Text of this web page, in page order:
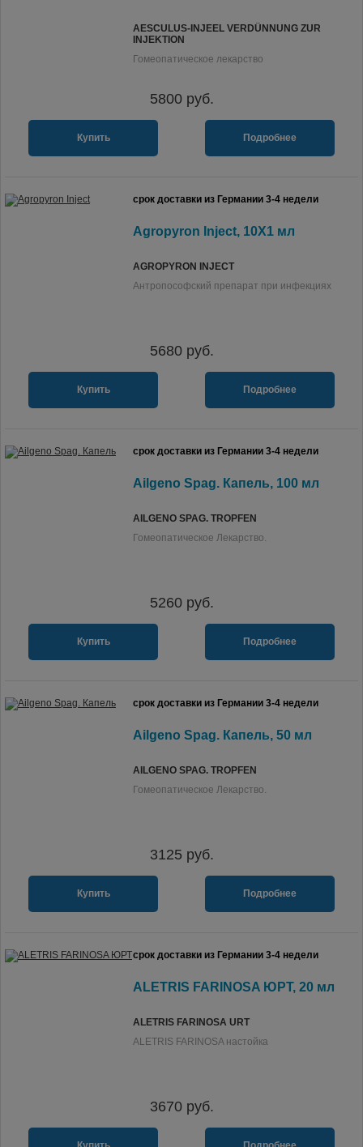
AESCULUS-INJEEL VERDÜNNUNG ZUR
INJEKTION
Гомеопатическое лекарство
5800руб.
Купить Подробнее
срок доставки из Германии 3-4 недели
Agropyron Inject, 10X1 мл
AGROPYRON INJECT
Антропософский препарат при инфекциях
5680руб.
Купить Подробнее
срок доставки из Германии 3-4 недели
Ailgeno Spag. Капель, 100 мл
AILGENO SPAG. TROPFEN
Гомеопатическое Лекарство.
5260руб.
Купить Подробнее
срок доставки из Германии 3-4 недели
Ailgeno Spag. Капель, 50 мл
AILGENO SPAG. TROPFEN
Гомеопатическое Лекарство.
3125 руб.
Купить Подробнее
срок доставки из Германии 3-4 недели
ALETRIS FARINOSA ЮРТ, 20 мл
ALETRIS FARINOSA URT
ALETRIS FARINOSA настойка
3670руб.